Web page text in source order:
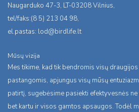
Naugarduko 47-3, LT-03208 Vilnius,
tel/faks:(8 5) 213 04 98,
el.pastas: lod@birdlife.lt
Mūsų vizija
Mes tikime, kad tik bendromis visų
pastangomis, apjungus visų mūsų
patirtį, sugebėsime pasiekti efektyvesnės ne
bet kartu ir visos gamtos apsaugos. Todėl